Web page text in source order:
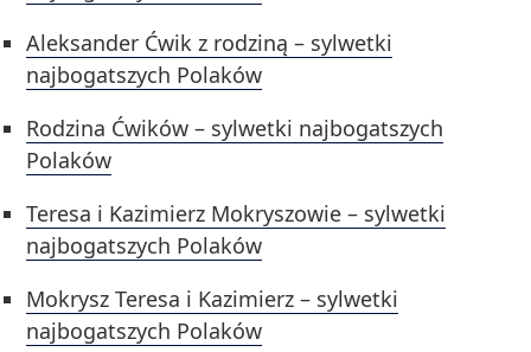
Aleksander Ćwik z rodziną – sylwetki
najbogatszych Polaków
Rodzina Ćwików – sylwetki najbogatszych
Polaków
Teresa i Kazimierz Mokryszowie – sylwetki
najbogatszych Polaków
Mokrysz Teresa i Kazimierz – sylwetki
najbogatszych Polaków